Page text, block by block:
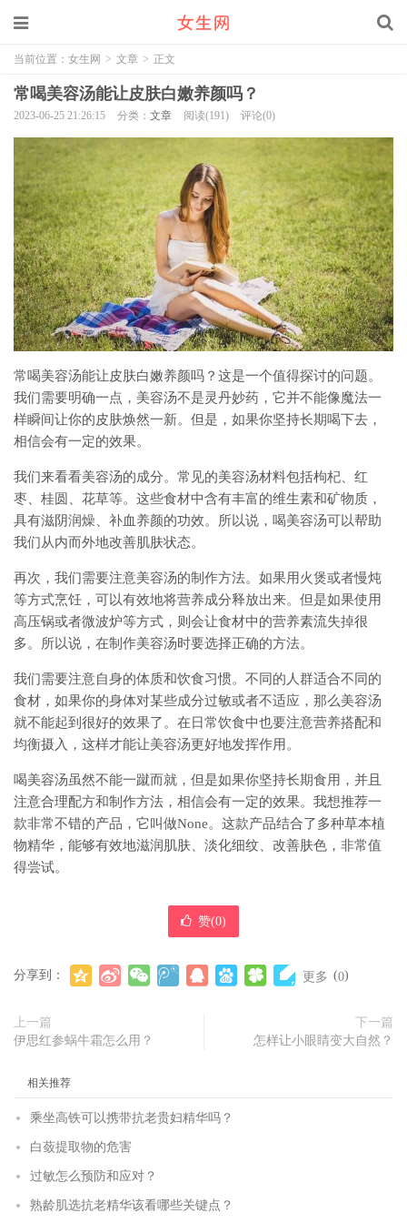
当前位置： 女生网 > 文章 > 正文
常喝美容汤能让皮肤白嫩养颜吗？
2023-06-25 21:26:15 分类： 文章 阅读(191) 评论(0)
常喝美容汤能让皮肤白嫩养颜吗？这是一个值得探讨的问题。
我们需要明确一点，美容汤不是灵丹妙药，它并不能像魔法一
样瞬间让你的皮肤焕然一新。但是，如果你坚持长期喝下去，
相信会有一定的效果。
我们来看看美容汤的成分。常见的美容汤材料包括枸杞、红
枣、桂圆、花草等。这些食材中含有丰富的维生素和矿物质，
具有滋阴润燥、补血养颜的功效。所以说，喝美容汤可以帮助
我们从内而外地改善肌肤状态。
再次，我们需要注意美容汤的制作方法。如果用火煲或者慢炖
等方式烹饪，可以有效地将营养成分释放出来。但是如果使用
高压锅或者微波炉等方式，则会让食材中的营养素流失掉很
多。所以说，在制作美容汤时要选择正确的方法。
我们需要注意自身的体质和饮食习惯。不同的人群适合不同的
食材，如果你的身体对某些成分过敏或者不适应，那么美容汤
就不能起到很好的效果了。在日常饮食中也要注意营养搭配和
均衡摄入，这样才能让美容汤更好地发挥作用。
喝美容汤虽然不能一蹴而就，但是如果你坚持长期食用，并且
注意合理配方和制作方法，相信会有一定的效果。我想推荐一
款非常不错的产品，它叫做None。这款产品结合了多种草本植
物精华，能够有效地滋润肌肤、淡化细纹、改善肤色，非常值
得尝试。
赞(0)
分享到： 更多 (0)
上一篇
伊思红参蜗牛霜怎么用？
下一篇
怎样让小眼睛变大自然？
相关推荐
乘坐高铁可以携带抗老贵妇精华吗？
白蔹提取物的危害
过敏怎么预防和应对？
熟龄肌选抗老精华该看哪些关键点？